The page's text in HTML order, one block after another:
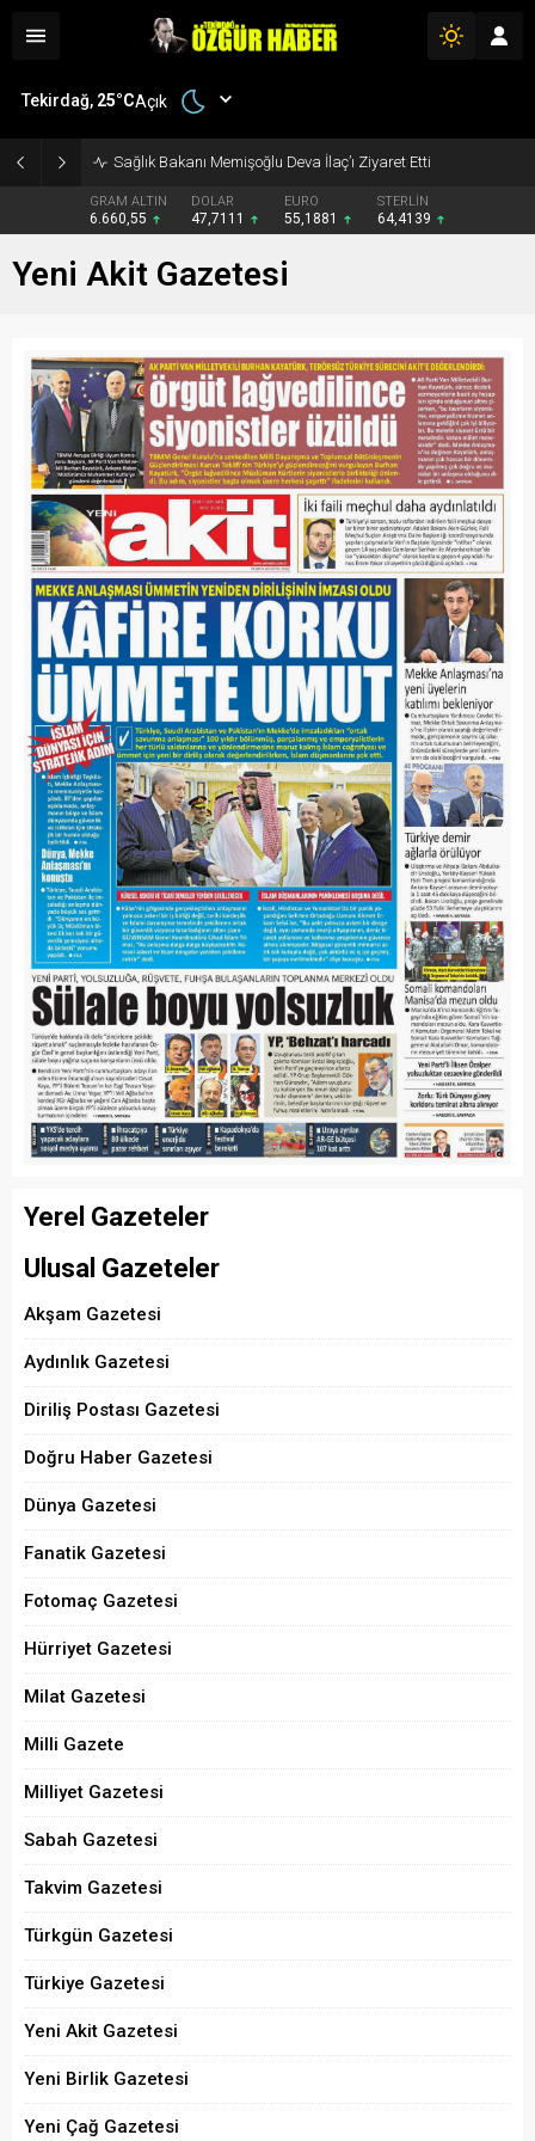
Sağlık Bakanı Memişoğlu Deva İlaç’ı Ziyaret Etti
GRAM ALTIN
6.660,55
DOLAR
47,7111
EURO
55,1881
STERLİN
64,4139
Tekirdağ, 25°CAçık
Yeni Akit Gazetesi
Yerel Gazeteler
Ulusal Gazeteler
Akşam Gazetesi
Aydınlık Gazetesi
Diriliş Postası Gazetesi
Doğru Haber Gazetesi
Dünya Gazetesi
Fanatik Gazetesi
Fotomaç Gazetesi
Hürriyet Gazetesi
Milat Gazetesi
Milli Gazete
Milliyet Gazetesi
Sabah Gazetesi
Takvim Gazetesi
Türkgün Gazetesi
Türkiye Gazetesi
Yeni Akit Gazetesi
Yeni Birlik Gazetesi
Yeni Çağ Gazetesi